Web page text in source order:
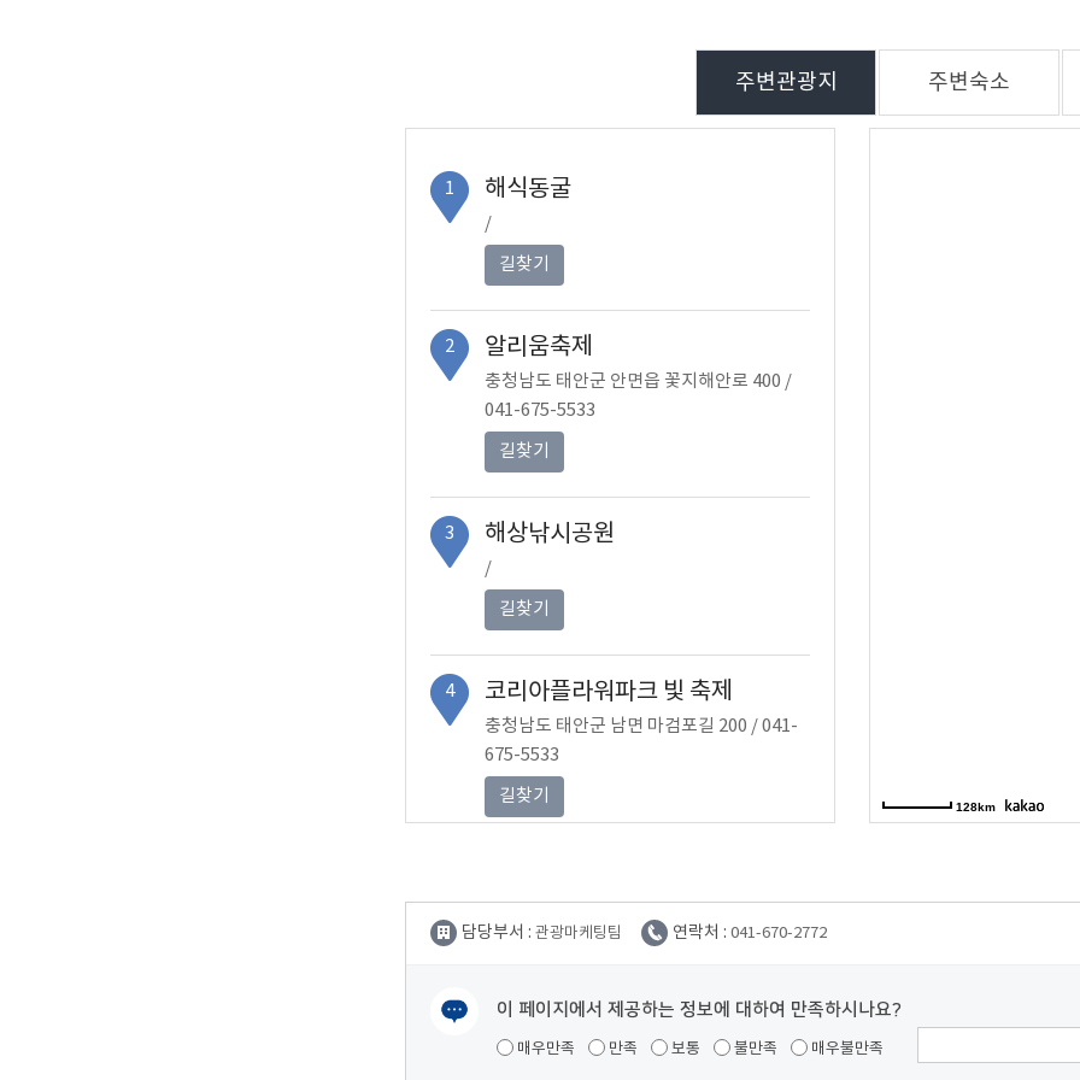
주변관광지 주변숙소
1 해식동굴
/
길찾기
2 알리움축제
충청남도 태안군 안면읍 꽃지해안로 400 /
041-675-5533
길찾기
3 해상낚시공원
/
길찾기
4 코리아플라워파크 빛 축제
충청남도 태안군 남면 마검포길 200 / 041-
675-5533
길찾기
675-5533
128km
담당부서 : 관광마케팅팀 연락처 : 041-670-2772
이 페이지에서 제공하는 정보에 대하여 만족하시나요?
매우만족 만족 보통 불만족 매우불만족